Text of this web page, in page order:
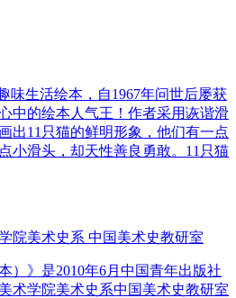
味生活绘本，自1967年问世后屡获
中的绘本人气王！作者采用诙谐滑
出11只猫的鲜明形象，他们有一点
小滑头，却天性善良勇敢。11只猫
院美术史系 中国美术史教研室
）》是2010年6月中国青年出版社
术学院美术史系中国美术史教研室